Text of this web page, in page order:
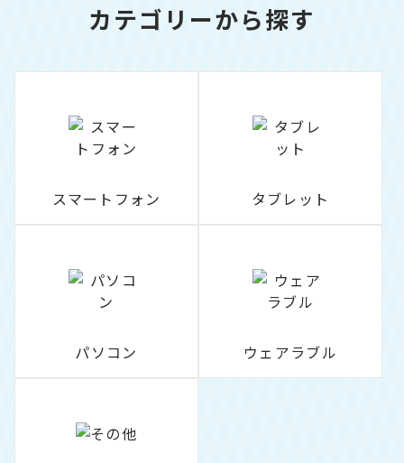
カテゴリーから探す
スマートフォン タブレット
パソコン ウェアラブル